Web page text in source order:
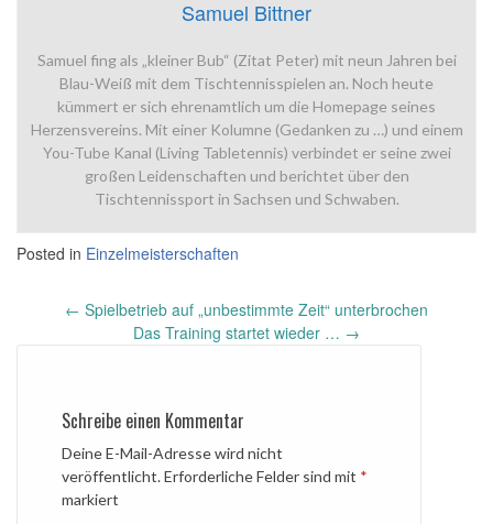
Samuel Bittner
Samuel fing als „kleiner Bub“ (Zitat Peter) mit neun Jahren bei
Blau-Weiß mit dem Tischtennisspielen an. Noch heute
kümmert er sich ehrenamtlich um die Homepage seines
Herzensvereins. Mit einer Kolumne (Gedanken zu …) und einem
You-Tube Kanal (Living Tabletennis) verbindet er seine zwei
großen Leidenschaften und berichtet über den
Tischtennissport in Sachsen und Schwaben.
Posted in Einzelmeisterschaften
← Spielbetrieb auf „unbestimmte Zeit“ unterbrochen
Das Training startet wieder … →
Schreibe einen Kommentar
Deine E-Mail-Adresse wird nicht
veröffentlicht.Erforderliche Felder sind mit *
markiert